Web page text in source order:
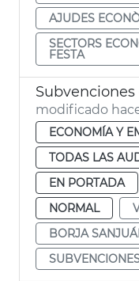
AJUDES
SECTORS
FESTA
modificado
ECONOMÍA Y
TODAS LAS
EN PORTADA
NORMAL
BORJA